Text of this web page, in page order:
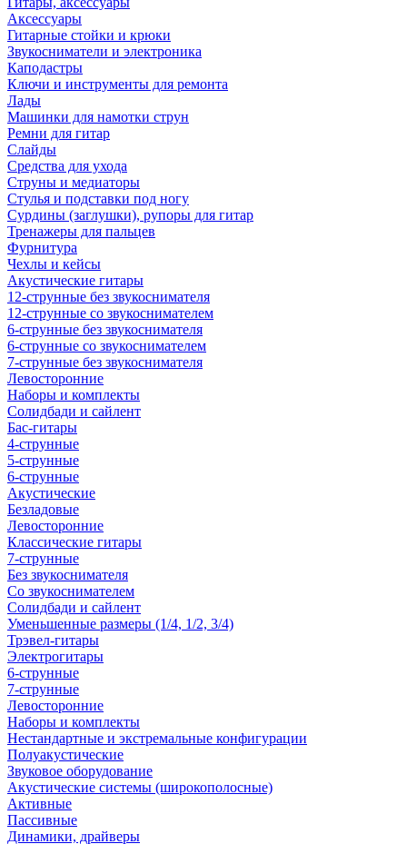
Аксессуары
Гитарные стойки и крюки
Звукосниматели и электроника
Каподастры
Ключи и инструменты для ремонта
Лады
Машинки для намотки струн
Ремни для гитар
Слайды
Средства для ухода
Струны и медиаторы
Стулья и подставки под ногу
Сурдины (заглушки), рупоры для гитар
Тренажеры для пальцев
Фурнитура
Чехлы и кейсы
Акустические гитары
12-струнные без звукоснимателя
12-струнные со звукоснимателем
6-струнные без звукоснимателя
6-струнные со звукоснимателем
7-струнные без звукоснимателя
Левосторонние
Наборы и комплекты
Солидбади и сайлент
Бас-гитары
4-струнные
5-струнные
6-струнные
Акустические
Безладовые
Левосторонние
Классические гитары
7-струнные
Без звукоснимателя
Со звукоснимателем
Солидбади и сайлент
Уменьшенные размеры (1/4, 1/2, 3/4)
Трэвел-гитары
Электрогитары
6-струнные
7-струнные
Левосторонние
Наборы и комплекты
Нестандартные и экстремальные конфигурации
Полуакустические
Звуковое оборудование
Акустические системы (широкополосные)
Активные
Пассивные
Динамики, драйверы